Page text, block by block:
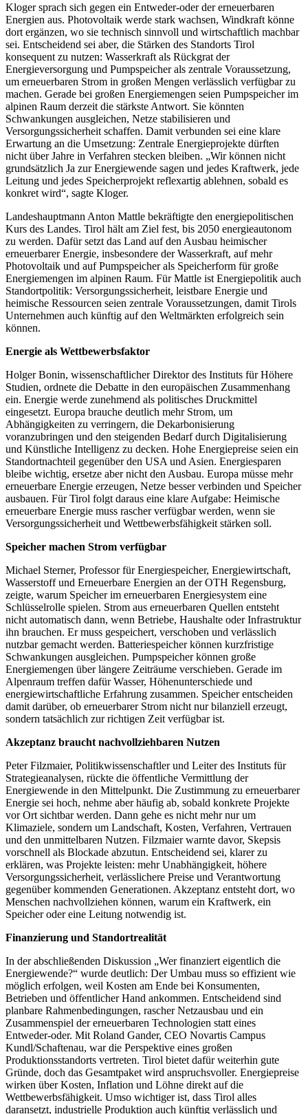
Kloger sprach sich gegen ein Entweder-oder der erneuerbaren
Energien aus. Photovoltaik werde stark wachsen, Windkraft könne
dort ergänzen, wo sie technisch sinnvoll und wirtschaftlich machbar
sei. Entscheidend sei aber, die Stärken des Standorts Tirol
konsequent zu nutzen: Wasserkraft als Rückgrat der
Energieversorgung und Pumpspeicher als zentrale Voraussetzung,
um erneuerbaren Strom in großen Mengen verlässlich verfügbar zu
machen. Gerade bei großen Energiemengen seien Pumpspeicher im
alpinen Raum derzeit die stärkste Antwort. Sie könnten
Schwankungen ausgleichen, Netze stabilisieren und
Versorgungssicherheit schaffen. Damit verbunden sei eine klare
Erwartung an die Umsetzung: Zentrale Energieprojekte dürften
nicht über Jahre in Verfahren stecken bleiben. „Wir können nicht
grundsätzlich Ja zur Energiewende sagen und jedes Kraftwerk, jede
Leitung und jedes Speicherprojekt reflexartig ablehnen, sobald es
konkret wird“, sagte Kloger.
Landeshauptmann Anton Mattle bekräftigte den energiepolitischen
Kurs des Landes. Tirol hält am Ziel fest, bis 2050 energieautonom
zu werden. Dafür setzt das Land auf den Ausbau heimischer
erneuerbarer Energie, insbesondere der Wasserkraft, auf mehr
Photovoltaik und auf Pumpspeicher als Speicherform für große
Energiemengen im alpinen Raum. Für Mattle ist Energiepolitik auch
Standortpolitik: Versorgungssicherheit, leistbare Energie und
heimische Ressourcen seien zentrale Voraussetzungen, damit Tirols
Unternehmen auch künftig auf den Weltmärkten erfolgreich sein
können.
Energie als Wettbewerbsfaktor
Holger Bonin, wissenschaftlicher Direktor des Instituts für Höhere
Studien, ordnete die Debatte in den europäischen Zusammenhang
ein. Energie werde zunehmend als politisches Druckmittel
eingesetzt. Europa brauche deutlich mehr Strom, um
Abhängigkeiten zu verringern, die Dekarbonisierung
voranzubringen und den steigenden Bedarf durch Digitalisierung
und Künstliche Intelligenz zu decken. Hohe Energiepreise seien ein
Standortnachteil gegenüber den USA und Asien. Energiesparen
bleibe wichtig, ersetze aber nicht den Ausbau. Europa müsse mehr
erneuerbare Energie erzeugen, Netze besser verbinden und Speicher
ausbauen. Für Tirol folgt daraus eine klare Aufgabe: Heimische
erneuerbare Energie muss rascher verfügbar werden, wenn sie
Versorgungssicherheit und Wettbewerbsfähigkeit stärken soll.
Speicher machen Strom verfügbar
Michael Sterner, Professor für Energiespeicher, Energiewirtschaft,
Wasserstoff und Erneuerbare Energien an der OTH Regensburg,
zeigte, warum Speicher im erneuerbaren Energiesystem eine
Schlüsselrolle spielen. Strom aus erneuerbaren Quellen entsteht
nicht automatisch dann, wenn Betriebe, Haushalte oder Infrastruktur
ihn brauchen. Er muss gespeichert, verschoben und verlässlich
nutzbar gemacht werden. Batteriespeicher können kurzfristige
Schwankungen ausgleichen. Pumpspeicher können große
Energiemengen über längere Zeiträume verschieben. Gerade im
Alpenraum treffen dafür Wasser, Höhenunterschiede und
energiewirtschaftliche Erfahrung zusammen. Speicher entscheiden
damit darüber, ob erneuerbarer Strom nicht nur bilanziell erzeugt,
sondern tatsächlich zur richtigen Zeit verfügbar ist.
Akzeptanz braucht nachvollziehbaren Nutzen
Peter Filzmaier, Politikwissenschaftler und Leiter des Instituts für
Strategieanalysen, rückte die öffentliche Vermittlung der
Energiewende in den Mittelpunkt. Die Zustimmung zu erneuerbarer
Energie sei hoch, nehme aber häufig ab, sobald konkrete Projekte
vor Ort sichtbar werden. Dann gehe es nicht mehr nur um
Klimaziele, sondern um Landschaft, Kosten, Verfahren, Vertrauen
und den unmittelbaren Nutzen. Filzmaier warnte davor, Skepsis
vorschnell als Blockade abzutun. Entscheidend sei, klarer zu
erklären, was Projekte leisten: mehr Unabhängigkeit, höhere
Versorgungssicherheit, verlässlichere Preise und Verantwortung
gegenüber kommenden Generationen. Akzeptanz entsteht dort, wo
Menschen nachvollziehen können, warum ein Kraftwerk, ein
Speicher oder eine Leitung notwendig ist.
Finanzierung und Standortrealität
In der abschließenden Diskussion „Wer finanziert eigentlich die
Energiewende?“ wurde deutlich: Der Umbau muss so effizient wie
möglich erfolgen, weil Kosten am Ende bei Konsumenten,
Betrieben und öffentlicher Hand ankommen. Entscheidend sind
planbare Rahmenbedingungen, rascher Netzausbau und ein
Zusammenspiel der erneuerbaren Technologien statt eines
Entweder-oder. Mit Roland Gander, CEO Novartis Campus
Kundl/Schaftenau, war die Perspektive eines großen
Produktionsstandorts vertreten. Tirol bietet dafür weiterhin gute
Gründe, doch das Gesamtpaket wird anspruchsvoller. Energiepreise
wirken über Kosten, Inflation und Löhne direkt auf die
Wettbewerbsfähigkeit. Umso wichtiger ist, dass Tirol alles
daransetzt, industrielle Produktion auch künftig verlässlich und